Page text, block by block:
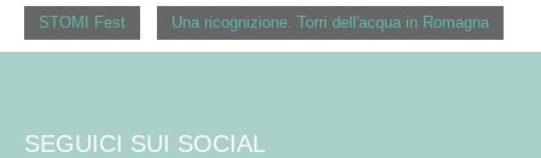
STOMI Fest Una ricognizione. Torri dell'acqua in Romagna
SEGUICI SUI SOCIAL